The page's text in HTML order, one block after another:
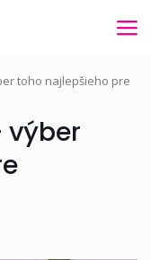
toho najlepšieho pre
výber